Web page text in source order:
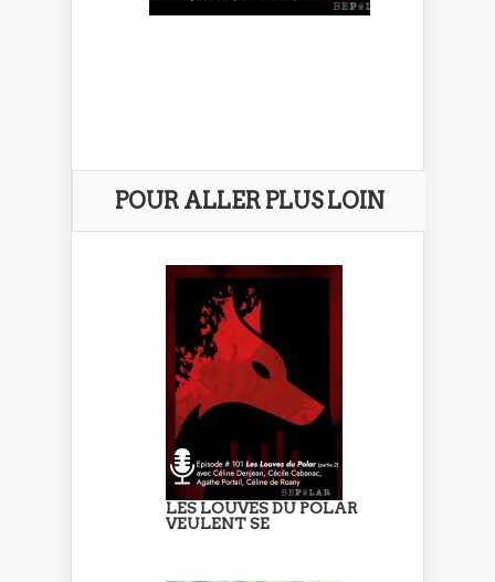
POUR ALLER PLUS LOIN
LES LOUVES DU POLAR
VEULENT SE